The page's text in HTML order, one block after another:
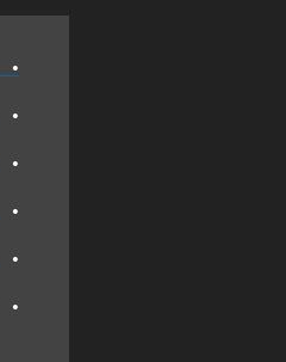
•
•
•
•
•
•